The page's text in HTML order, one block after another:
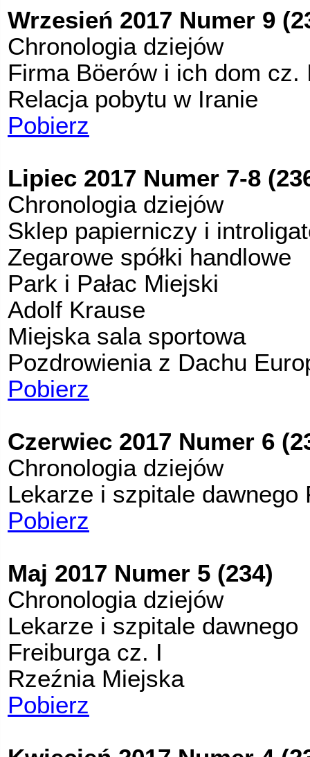
Wrzesień 2017 Numer 9
Chronologia dziejów
Firma Böerów i ich dom cz.
Relacja pobytu w Iranie
Pobierz
Lipiec 2017 Numer 7-8
Chronologia dziejów
Sklep papierniczy i
Zegarowe spółki handlowe
Park i Pałac Miejski
Adolf Krause
Miejska sala sportowa
Pozdrowienia z Dachu
Pobierz
Czerwiec 2017 Numer 6
Chronologia dziejów
Lekarze i szpitale dawnego
Pobierz
Maj 2017 Numer 5 (234)
Chronologia dziejów
Lekarze i szpitale dawnego
Freiburga cz. I
Rzeźnia Miejska
Pobierz